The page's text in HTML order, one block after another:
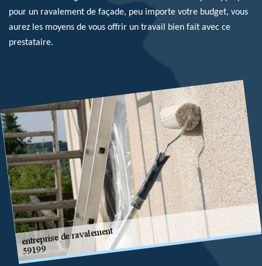
pour un ravalement de façade, peu importe votre budget, vous
aurez les moyens de vous offrir un travail bien fait avec ce
prestataire.